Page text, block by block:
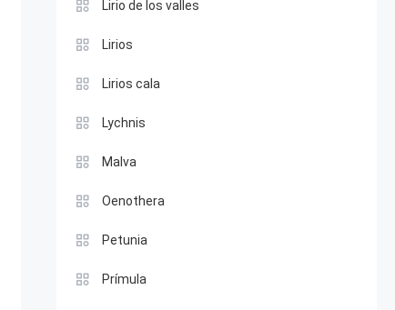
Lirio de los valles
Lirios
Lirios cala
Lychnis
Malva
Oenothera
Petunia
Prímula